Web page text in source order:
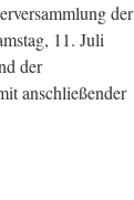
der
11. Juli
der
anschließender